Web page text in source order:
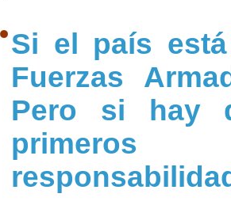
Si el país
Fuerzas
Pero si hay